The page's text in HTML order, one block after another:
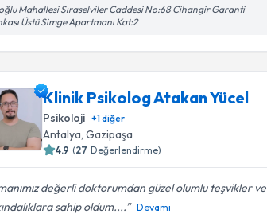
Mahallesi Sıraselviler Caddesi No:68 Cihangir Garanti
Üstü Simge Apartmanı Kat:2
Klinik Psikolog Atakan Yücel
Psikoloji +1diğer
Antalya ,Gazipaşa
4.9 (27 Değerlendirme)
değerli doktorumdan güzel olumlu teşvikler ve
sahip oldum....
Devamı